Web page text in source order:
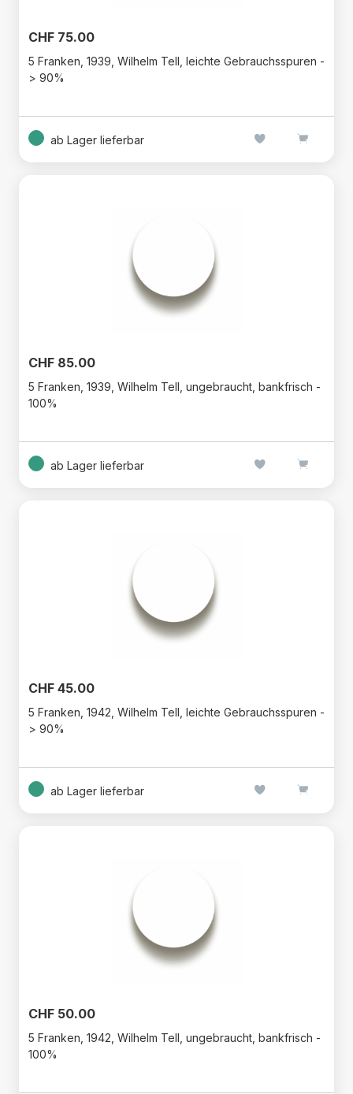
CHF 75.00
5 Franken, 1939, Wilhelm Tell, leichte Gebrauchsspuren -
> 90%
ab Lager lieferbar
CHF 85.00
5 Franken, 1939, Wilhelm Tell, ungebraucht, bankfrisch -
100%
ab Lager lieferbar
CHF 45.00
5 Franken, 1942, Wilhelm Tell, leichte Gebrauchsspuren -
> 90%
ab Lager lieferbar
CHF 50.00
5 Franken, 1942, Wilhelm Tell, ungebraucht, bankfrisch -
100%